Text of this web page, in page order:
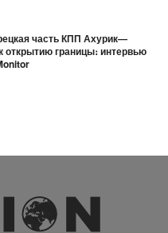
часть КПП Ахурик—
открытию границы։ интервью